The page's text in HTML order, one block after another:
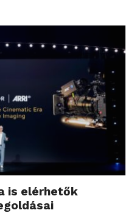
is elérhetők